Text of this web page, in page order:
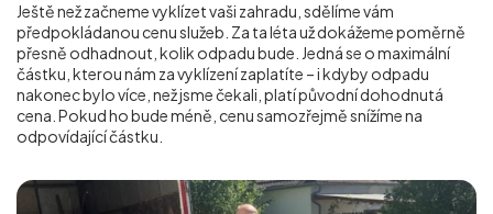
Ještě než začneme vyklízet vaši zahradu, sdělíme vám
předpokládanou cenu služeb. Za ta léta už dokážeme poměrně
přesně odhadnout, kolik odpadu bude. Jedná se o maximální
částku, kterou nám za vyklízení zaplatíte – i kdyby odpadu
nakonec bylo více, než jsme čekali, platí původní dohodnutá
cena. Pokud ho bude méně, cenu samozřejmě snížíme na
odpovídající částku.